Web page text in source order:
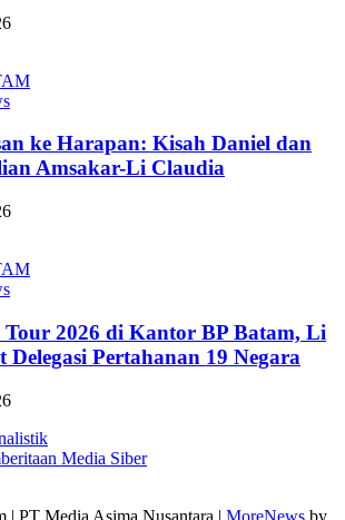
ke Harapan: Kisah Daniel dan
Amsakar-Li Claudia
Tour 2026 di Kantor BP Batam, Li
Delegasi Pertahanan 19 Negara
Media Siber
| PT Media Asima Nusantara | MoreNews by